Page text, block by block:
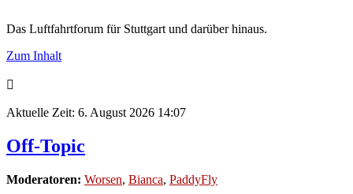
Das Luftfahrtforum für Stuttgart und darüber hinaus.
Zum Inhalt
Aktuelle Zeit: 6. August 2026 14:07
Off-Topic
Moderatoren: Worsen, Bianca, PaddyFly